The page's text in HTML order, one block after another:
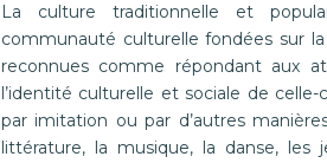
La culture traditionnelle et
communauté culturelle fondées sur
reconnues comme répondant aux
l’identité culturelle et sociale de
par imitation ou par d’autres
littérature, la musique, la danse, les